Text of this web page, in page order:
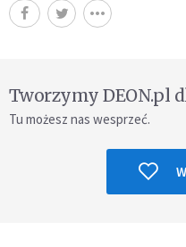
Tworzymy DEON.pl
Tu możesz nas wesprzeć.